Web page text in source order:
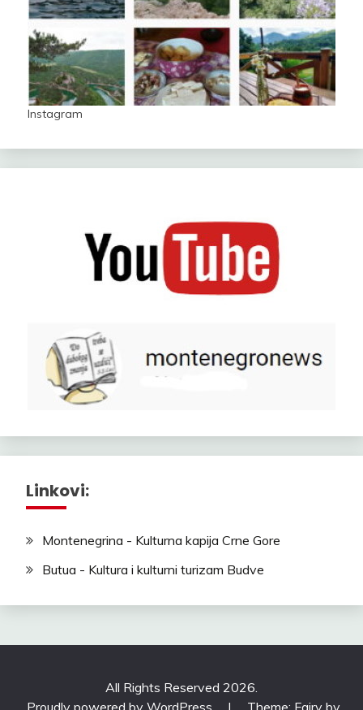
Instagram
Linkovi:
Montenegrina - Kulturna kapija Crne Gore
Butua - Kultura i kulturni turizam Budve
All Rights Reserved 2026.